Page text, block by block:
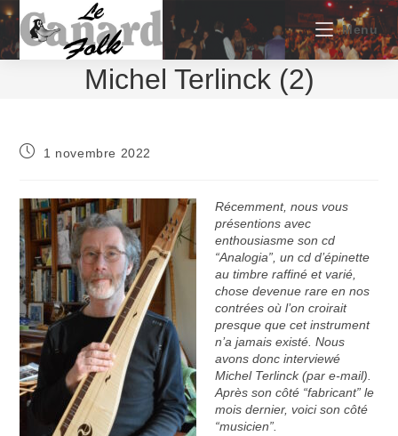
Skip
to
content
Menu
Michel Terlinck (2)
Publication
1 novembre 2022
Récemment, nous vous
présentions avec
enthousiasme son cd
“Analogia”, un cd d’épinette
au timbre raffiné et varié,
chose devenue rare en nos
contrées où l’on croirait
presque que cet instrument
n’a jamais existé. Nous
avons donc interviewé
Michel Terlinck (par e-mail).
Après son côté “fabricant” le
mois dernier, voici son côté
“musicien”.